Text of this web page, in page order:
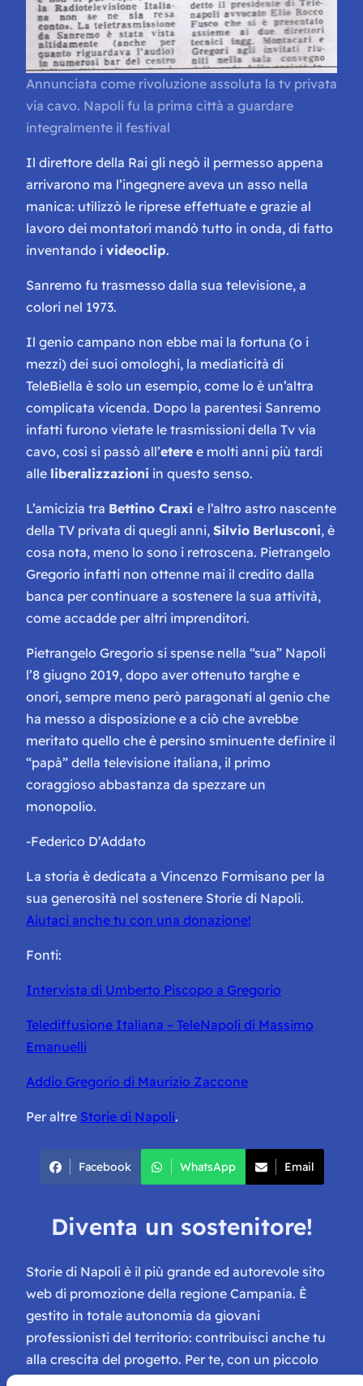
Annunciata come rivoluzione assoluta la tv privata
via cavo. Napoli fu la prima città a guardare
integralmente il festival
Il direttore della Rai gli negò il permesso appena
arrivarono ma l’ingegnere aveva un asso nella
manica: utilizzò le riprese effettuate e grazie al
lavoro dei montatori mandò tutto in onda, di fatto
inventando i videoclip.
Sanremo fu trasmesso dalla sua televisione, a
colori nel 1973.
Il genio campano non ebbe mai la fortuna (o i
mezzi) dei suoi omologhi, la mediaticità di
TeleBiella è solo un esempio, come lo è un’altra
complicata vicenda. Dopo la parentesi Sanremo
infatti furono vietate le trasmissioni della Tv via
cavo, così si passò all’etere e molti anni più tardi
alle liberalizzazioni in questo senso.
L’amicizia tra Bettino Craxi e l’altro astro nascente
della TV privata di quegli anni, Silvio Berlusconi, è
cosa nota, meno lo sono i retroscena. Pietrangelo
Gregorio infatti non ottenne mai il credito dalla
banca per continuare a sostenere la sua attività,
come accadde per altri imprenditori.
Pietrangelo Gregorio si spense nella “sua” Napoli
l’8 giugno 2019, dopo aver ottenuto targhe e
onori, sempre meno però paragonati al genio che
ha messo a disposizione e a ciò che avrebbe
meritato quello che è persino sminuente definire il
“papà” della televisione italiana, il primo
coraggioso abbastanza da spezzare un
monopolio.
-Federico D’Addato
La storia è dedicata a Vincenzo Formisano per la
sua generosità nel sostenere Storie di Napoli.
Aiutaci anche tu con una donazione!
Fonti:
Intervista di Umberto Piscopo a Gregorio
Telediffusione Italiana – TeleNapoli di Massimo
Emanuelli
Addio Gregorio di Maurizio Zaccone
Per altre Storie di Napoli.
Facebook WhatsApp Email
Diventa un sostenitore!
Storie di Napoli è il più grande ed autorevole sito
web di promozione della regione Campania. È
gestito in totale autonomia da giovani
professionisti del territorio: contribuisci anche tu
alla crescita del progetto. Per te, con un piccolo